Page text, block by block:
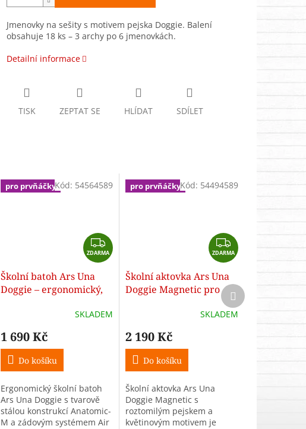
Jmenovky na sešity s motivem pejska Doggie. Balení
obsahuje 18 ks – 3 archy po 6 jmenovkách.
Detailní informace
TISK ZEPTAT SE HLÍDAT SDÍLET
pro prvňáčky
Z
D
A
ZDARMA
Školní batoh Ars Una
Doggie – ergonomický,
SKLADEM
1 690 Kč
Do košíku
Ergonomický školní batoh
Ars Una Doggie s tvarově
stálou konstrukcí Anatomic-
M a zádovým systémem Air
Kód: 54564589 pro prvňáčky
Z
D
R
M
A
ZDARMA
Školní aktovka Ars Una
Doggie Magnetic pro
SKLADEM
2 190 Kč
Do košíku
Školní aktovka Ars Una
Doggie Magnetic s
roztomilým pejskem a
květinovým motivem je
Kód: 54494589
Další
produkt